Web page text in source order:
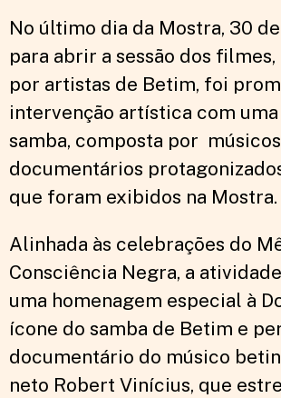
No último dia da Mostra, 30
para abrir a sessão dos
por artistas de Betim, foi
intervenção artística com
samba, composta por
documentários
que foram exibidos na Mostra.
Alinhada às celebrações do
Consciência Negra, a
uma homenagem especial à
ícone do samba de Betim e
documentário do músico
neto Robert Vinícius, que